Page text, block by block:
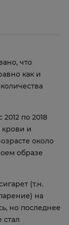
что
как и
по 2018
крови и
около
образе
(т.н.
на
но последнее